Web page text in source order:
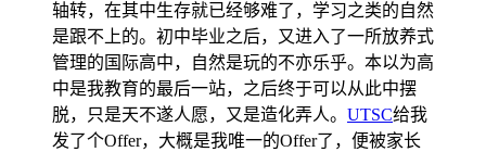
轴转，在其中生存就已经够难了，学习之类的自然
是跟不上的。初中毕业之后，又进入了一所放养式
管理的国际高中，自然是玩的不亦乐乎。本以为高
中是我教育的最后一站，之后终于可以从此中摆
脱，只是天不遂人愿，又是造化弄人。 UTSC给我
发了个Offer，大概是我唯一的Offer了，便被家长